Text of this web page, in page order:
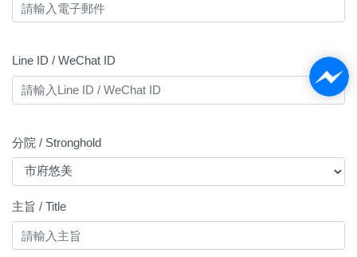
Line ID / WeChat ID
分院 / Stronghold
主旨 / Title